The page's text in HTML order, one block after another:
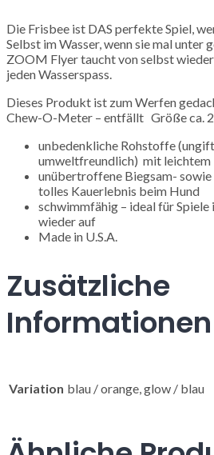
Die Frisbee ist DAS perfekte Spiel,
Selbst im Wasser, wenn sie mal
ZOOM Flyer taucht von selbst
jeden Wasserspass.
Dieses Produkt ist zum Werfen
Chew-O-Meter – entfällt Größe ca.
unbedenkliche Rohstoffe
umweltfreundlich) mit leichtem
unübertroffene Biegsam-
tolles Kauerlebnis beim Hund
schwimmfähig – ideal für Spiele
wieder auf
Made in U.S.A.
Zusätzliche
Informationen
Variation blau / orange, glow / blau